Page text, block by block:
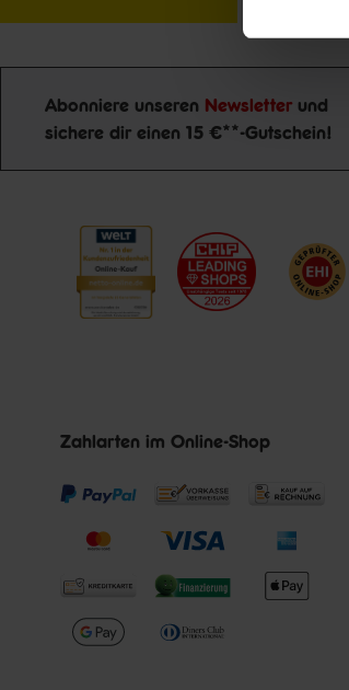
Newsletter Anmeldung
Abonniere unseren Newsletter und
sichere dir einen 15 €**-Gutschein!
Zahlarten im Online-Shop